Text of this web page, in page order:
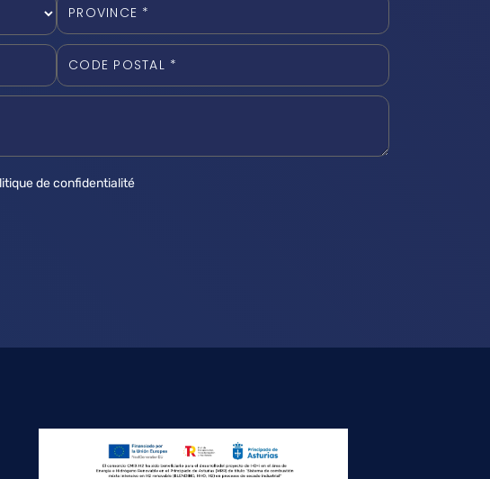
de confidentialité